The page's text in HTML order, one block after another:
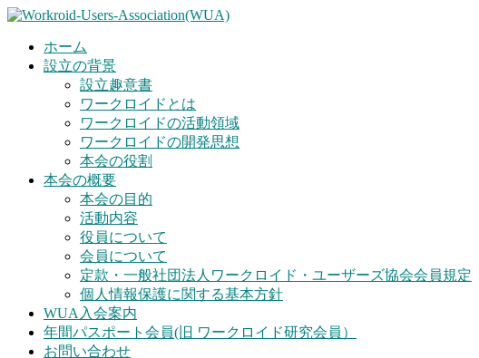
ホーム
設立の背景
設立趣意書
ワークロイドとは
ワークロイドの活動領域
ワークロイドの開発思想
本会の役割
本会の概要
本会の目的
活動内容
役員について
会員について
定款・一般社団法人ワークロイド・ユーザーズ協会会員規定
個人情報保護に関する基本方針
WUA入会案内
年間パスポート会員(旧 ワークロイド研究会員）
お問い合わせ